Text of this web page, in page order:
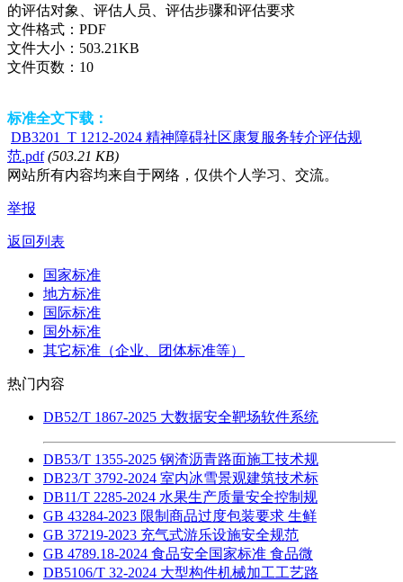
的评估对象、评估人员、评估步骤和评估要求
文件格式： PDF
文件大小： 503.21KB
文件页数： 10
标准全文下载：
DB3201_T 1212-2024 精神障碍社区康复服务转介评估规
范.pdf (503.21 KB)
网站所有内容均来自于网络，仅供个人学习、交流。
举报
返回列表
国家标准
地方标准
国际标准
国外标准
其它标准（企业、团体标准等）
热门内容
DB52/T 1867-2025 大数据安全靶场软件系统
DB53/T 1355-2025 钢渣沥青路面施工技术规
DB23/T 3792-2024 室内冰雪景观建筑技术标
DB11/T 2285-2024 水果生产质量安全控制规
GB 43284-2023 限制商品过度包装要求 生鲜
GB 37219-2023 充气式游乐设施安全规范
GB 4789.18-2024 食品安全国家标准 食品微
DB5106/T 32-2024 大型构件机械加工工艺路